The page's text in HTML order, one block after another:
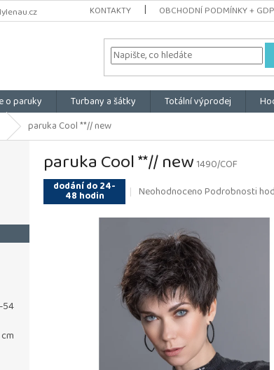
KONTAKTY OBCHODNÍ PODMÍNKY +
o paruky Turbany a šátky Totální výprodej
paruka Cool **// new
54
paruka Cool **// new1490/COF
dodání do 24-
48 hodin
Průměrné
produktu
0,0
z
5
hvězdiček.
NeohodnocenoPodrobnosti